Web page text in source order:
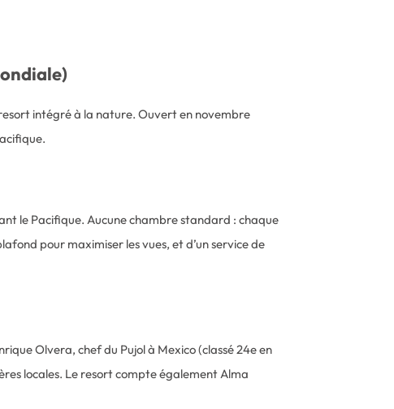
intégré à la nature. Ouvert en novembre
le Pacifique. Aucune chambre standard : chaque
pour maximiser les vues, et d’un service de
Olvera, chef du Pujol à Mexico (classé 24e en
locales. Le resort compte également Alma